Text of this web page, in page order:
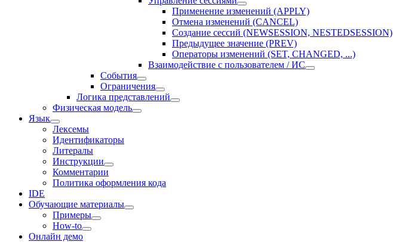
Применение изменений (APPLY)
Отмена изменений (CANCEL)
Создание сессий (NEWSESSION, NESTEDSESSION)
Предыдущее значение (PREV)
Операторы изменений (SET, CHANGED, ...)
Взаимодействие с пользователем / ИС
События
Ограничения
Логика представлений
Физическая модель
Язык
Лексемы
Идентификаторы
Литералы
Инструкции
Комментарии
Политика оформления кода
IDE
Обучающие материалы
Примеры
How-to
Онлайн демо